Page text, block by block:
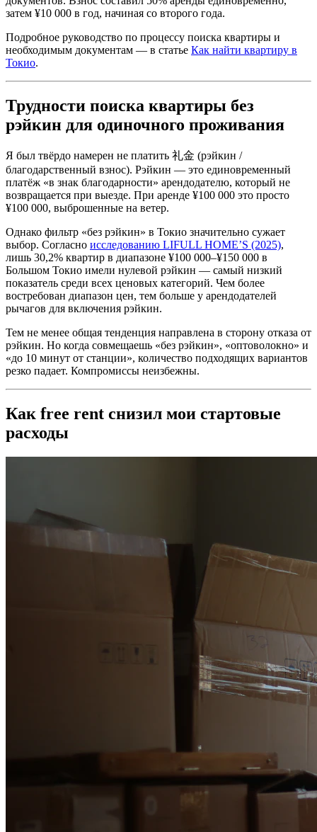
затем ¥10 000 в год, начиная со второго года.
Подробное руководство по процессу поиска квартиры и
необходимым документам — в статье Как найти квартиру в
Токио.
Трудности поиска квартиры без
рэйкин для одиночного проживания
Я был твёрдо намерен не платить 礼金 (рэйкин /
благодарственный взнос). Рэйкин — это единовременный
платёж «в знак благодарности» арендодателю, который не
возвращается при выезде. При аренде ¥100 000 это просто
¥100 000, выброшенные на ветер.
Однако фильтр «без рэйкин» в Токио значительно сужает
выбор. Согласно исследованию LIFULL HOME’S (2025),
лишь 30,2% квартир в диапазоне ¥100 000–¥150 000 в
Большом Токио имели нулевой рэйкин — самый низкий
показатель среди всех ценовых категорий. Чем более
востребован диапазон цен, тем больше у арендодателей
рычагов для включения рэйкин.
Тем не менее общая тенденция направлена в сторону отказа от
рэйкин. Но когда совмещаешь «без рэйкин», «оптоволокно» и
«до 10 минут от станции», количество подходящих вариантов
резко падает. Компромиссы неизбежны.
Как free rent снизил мои стартовые
расходы